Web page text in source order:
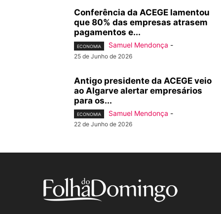
Conferência da ACEGE lamentou
que 80% das empresas atrasem
pagamentos e...
ECONOMIA Samuel Mendonça -
25 de Junho de 2026
Antigo presidente da ACEGE veio
ao Algarve alertar empresários
para os...
ECONOMIA Samuel Mendonça -
22 de Junho de 2026